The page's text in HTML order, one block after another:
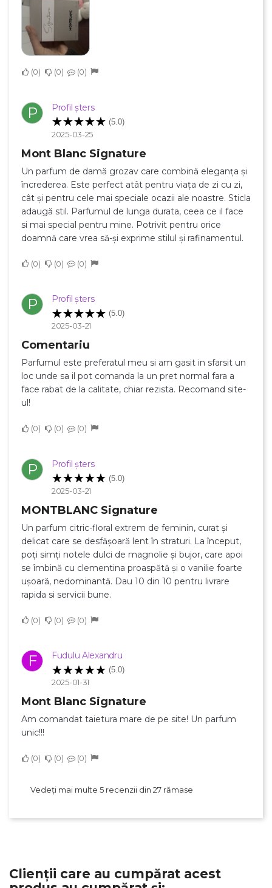
0 0 0
P Profil șters
(5.0)
2025-03-25
Mont Blanc Signature
Un parfum de damă grozav care combină eleganța și
încrederea. Este perfect atât pentru viața de zi cu zi,
cât și pentru cele mai speciale ocazii ale noastre. Sticla
adaugă stil. Parfumul de lunga durata, ceea ce il face
si mai special pentru mine. Potrivit pentru orice
doamnă care vrea să-și exprime stilul și rafinamentul.
0 0 0
P Profil șters
(5.0)
2025-03-21
Comentariu
Parfumul este preferatul meu si am gasit in sfarsit un
loc unde sa il pot comanda la un pret normal fara a
face rabat de la calitate, chiar rezista. Recomand site-
ul!
0 0 0
P Profil șters
(5.0)
2025-03-21
MONTBLANC Signature
Un parfum citric-floral extrem de feminin, curat și
delicat care se desfășoară lent în straturi. La început,
poți simți notele dulci de magnolie și bujor, care apoi
se îmbină cu clementina proaspătă și o vanilie foarte
ușoară, nedominantă. Dau 10 din 10 pentru livrare
rapida si servicii bune.
0 0 0
F Fudulu Alexandru
(5.0)
2025-01-31
Mont Blanc Signature
Am comandat taietura mare de pe site! Un parfum
unic!!!
0 0 0
Vedeți mai multe 5 recenzii din 27 rămase
Clienții care au cumpărat acest
Creeaza o lista de dorinte
Numele listei de dorinte